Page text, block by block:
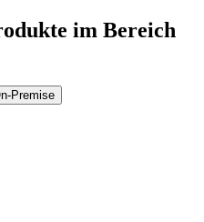
im Bereich
Premise